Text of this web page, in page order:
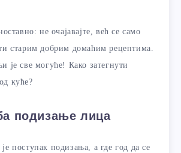
не очајавајте, већ се само
старим добрим домаћим рецептима.
је све могуће! Како затегнути
куће?
подизање лица
поступак подизања, а где год да се